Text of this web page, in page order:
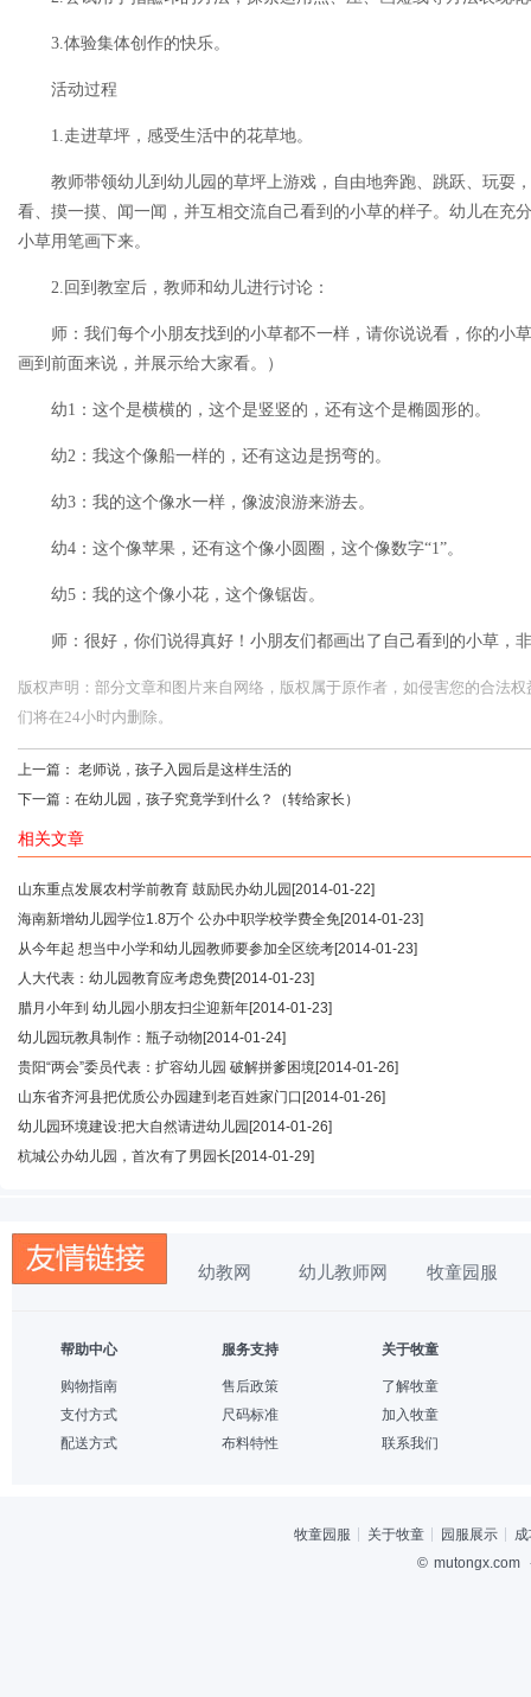
3.体验集体创作的快乐。
活动过程
1.走进草坪，感受生活中的花草地。
教师带领幼儿到幼儿园的草坪上游戏，自由地奔跑、跳跃、玩耍
看、摸一摸、闻一闻，并互相交流自己看到的小草的样子。幼儿在充
小草用笔画下来。
2.回到教室后，教师和幼儿进行讨论：
师：我们每个小朋友找到的小草都不一样，请你说说看，你的小
画到前面来说，并展示给大家看。）
幼1：这个是横横的，这个是竖竖的，还有这个是椭圆形的。
幼2：我这个像船一样的，还有这边是拐弯的。
幼3：我的这个像水一样，像波浪游来游去。
幼4：这个像苹果，还有这个像小圆圈，这个像数字“1”。
幼5：我的这个像小花，这个像锯齿。
师：很好，你们说得真好！小朋友们都画出了自己看到的小草，
版权声明：部分文章和图片来自网络，版权属于原作者，如侵害您的合法
们将在24小时内删除。
上一篇： 老师说，孩子入园后是这样生活的
下一篇： 在幼儿园，孩子究竟学到什么？（转给家长）
相关文章
山东重点发展农村学前教育 鼓励民办幼儿园 [2014-01-22]
海南新增幼儿园学位1.8万个 公办中职学校学费全免[2014-01-23]
从今年起 想当中小学和幼儿园教师要参加全区统考[2014-01-23]
人大代表：幼儿园教育应考虑免费[2014-01-23]
腊月小年到 幼儿园小朋友扫尘迎新年[2014-01-23]
幼儿园玩教具制作：瓶子动物 [2014-01-24]
贵阳“两会”委员代表：扩容幼儿园 破解拼爹困境[2014-01-26]
山东省齐河县把优质公办园建到老百姓家门口 [2014-01-26]
幼儿园环境建设:把大自然请进幼儿园 [2014-01-26]
杭城公办幼儿园，首次有了男园长 [2014-01-29]
幼教网 幼儿教师网 牧童园服
帮助中心
购物指南
支付方式
配送方式
服务支持
售后政策
尺码标准
布料特性
关于牧童
了解牧童
加入牧童
联系我们
牧童园服 关于牧童 园服展示
© mutongx.com